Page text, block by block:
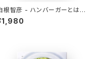
根智彦 - ハンバーガーとは何
？